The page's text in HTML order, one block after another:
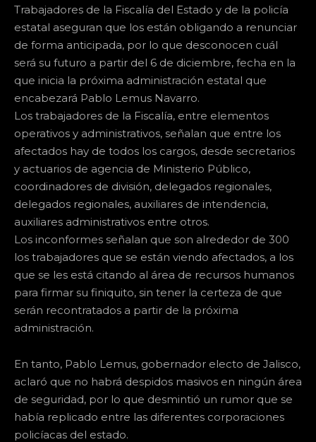
Trabajadores de la Fiscalía del Estado y de la policía
estatal aseguran que los están obligando a renunciar
de forma anticipada, por lo que desconocen cuál
será su futuro a partir del 6 de diciembre, fecha en la
que inicia la próxima administración estatal que
encabezará Pablo Lemus Navarro.
Los trabajadores de la Fiscalía, entre elementos
operativos y administrativos, señalan que entre los
afectados hay de todos los cargos, desde secretarios
y actuarios de agencia de Ministerio Público,
coordinadores de división, delegados regionales,
delegados regionales, auxiliares de intendencia,
auxiliares administrativos entre otros.
Los inconformes señalan que son alrededor de 300
los trabajadores que se están viendo afectados, a los
que se les está citando al área de recursos humanos
para firmar su finiquito, sin tener la certeza de que
serán recontratados a partir de la próxima
administración.
En tanto, Pablo Lemus, gobernador electo de Jalisco,
aclaró que no habrá despidos masivos en ningún área
de seguridad, por lo que desmintió un rumor que se
había replicado entre las diferentes corporaciones
policíacas del estado.